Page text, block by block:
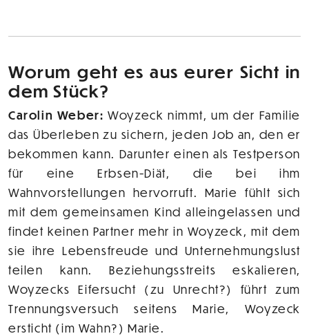
Worum geht es aus eurer Sicht in
dem Stück?
Carolin Weber: Woyzeck nimmt, um der Familie
das Überleben zu sichern, jeden Job an, den er
bekommen kann. Darunter einen als Testperson
für eine Erbsen-Diät, die bei ihm
Wahnvorstellungen hervorruft. Marie fühlt sich
mit dem gemeinsamen Kind alleingelassen und
findet keinen Partner mehr in Woyzeck, mit dem
sie ihre Lebensfreude und Unternehmungslust
teilen kann. Beziehungsstreits eskalieren,
Woyzecks Eifersucht (zu Unrecht?) führt zum
Trennungsversuch seitens Marie, Woyzeck
ersticht (im Wahn?) Marie.